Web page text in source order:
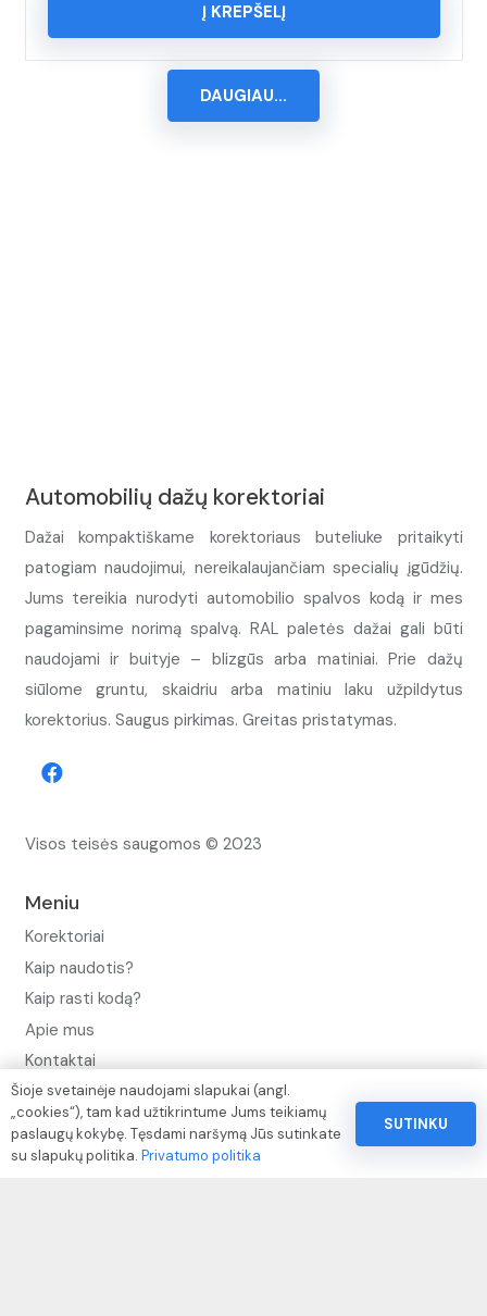
Į KREPŠELĮ
DAUGIAU...
Automobilių dažų korektoriai
Dažai kompaktiškame korektoriaus buteliuke pritaikyti
patogiam naudojimui, nereikalaujančiam specialių įgūdžių.
Jums tereikia nurodyti automobilio spalvos kodą ir mes
pagaminsime norimą spalvą. RAL paletės dažai gali būti
naudojami ir buityje – blizgūs arba matiniai. Prie dažų
siūlome gruntu, skaidriu arba matiniu laku užpildytus
korektorius. Saugus pirkimas. Greitas pristatymas.
Visos teisės saugomos © 2023
Meniu
Korektoriai
Kaip naudotis?
Kaip rasti kodą?
Apie mus
Kontaktai
Privatumo politika
Pinigų ir prekių grąžinimo politika
Paslaugų naudojimo sąlygos ir taisyklės
Šioje svetainėje naudojami slapukai (angl.
„cookies“), tam kad užtikrintume Jums teikiamų
paslaugų kokybę. Tęsdami naršymą Jūs sutinkate
su slapukų politika. Privatumo politika
SUTINKU